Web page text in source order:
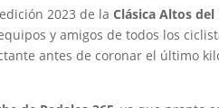
2023 de laClásica Altos del
y amigos de todos los
antes de coronar el último